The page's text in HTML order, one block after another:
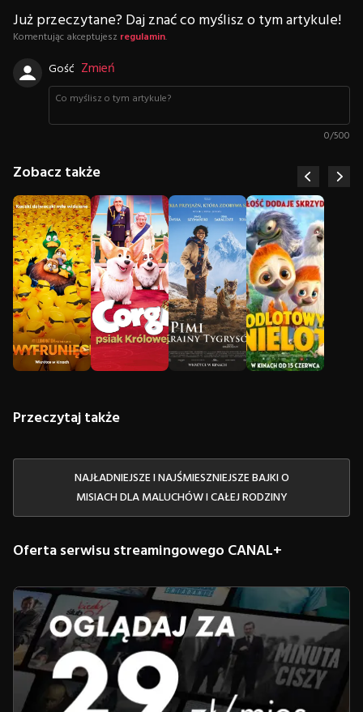
Już przeczytane? Daj znać co myślisz o tym artykule!
Komentując akceptujesz regulamin.
Gość Zmień
0/500
Zobacz także
Przeczytaj także
NAJŁADNIEJSZE I NAJŚMIESZNIEJSZE BAJKI O
MISIACH DLA MALUCHÓW I CAŁEJ RODZINY
Oferta serwisu streamingowego CANAL+